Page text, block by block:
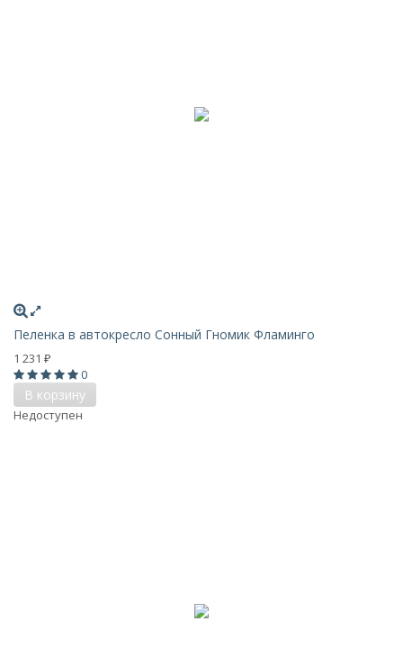
Пеленка в автокресло Сонный Гномик Фламинго
1 231 ₽
0
В корзину
Недоступен